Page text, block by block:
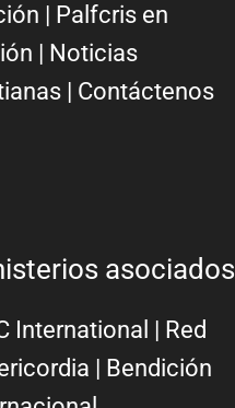
| Palfcris en
| Noticias
| Contáctenos
asociados
International | Red
| Bendición